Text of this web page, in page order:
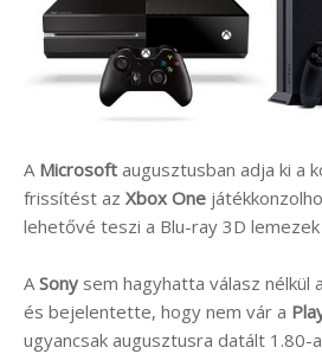
A Microsoft augusztusban adja ki a
frissítést az Xbox One
lehetővé teszi a Blu-ray 3D
A Sony sem hagyhatta válasz nélkül
és bejelentette, hogy nem vár a
ugyancsak augusztusra datált 1.80-